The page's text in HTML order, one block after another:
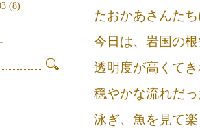
(8)
たおかあさんた
今日は、岩国の
透明度が高くて
穏やかな流れだ
泳ぎ、魚を見て